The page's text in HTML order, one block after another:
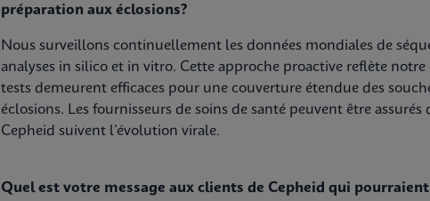
préparation aux éclosions?
Nous surveillons continuellement les données mondiales de
analyses in silico et in vitro. Cette approche proactive reflète
tests demeurent efficaces pour une couverture étendue des
éclosions. Les fournisseurs de soins de santé peuvent être
Cepheid suivent l’évolution virale.
Quel est votre message aux clients de Cepheid qui